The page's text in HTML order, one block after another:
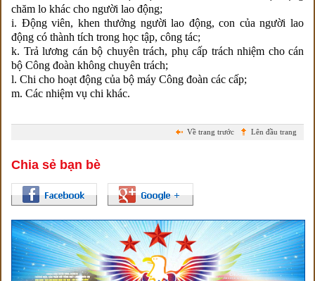
chăm lo khác cho người lao động;
i. Động viên, khen thưởng người lao động, con của người lao
động có thành tích trong học tập, công tác;
k. Trả lương cán bộ chuyên trách, phụ cấp trách nhiệm cho cán
bộ Công đoàn không chuyên trách;
l. Chi cho hoạt động của bộ máy Công đoàn các cấp;
m. Các nhiệm vụ chi khác.
Lên đầu trang
Về trang trước
Chia sẻ bạn bè